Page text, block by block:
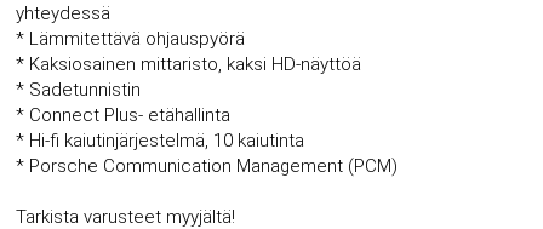
yhteydessä
* Lämmitettävä ohjauspyörä
* Kaksiosainen mittaristo, kaksi HD-näyttöä
* Sadetunnistin
* Connect Plus- etähallinta
* Hi-fi kaiutinjärjestelmä, 10 kaiutinta
* Porsche Communication Management (PCM)
Tarkista varusteet myyjältä!